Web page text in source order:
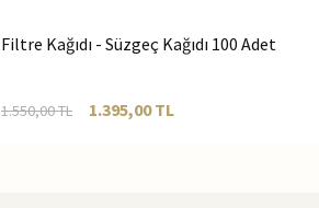
Filtre Kağıdı - Süzgeç Kağıdı 100 Adet
1.550,00TL 1.395,00TL